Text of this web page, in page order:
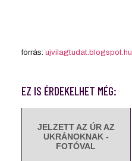
forrás: ujvilagtudat.blogspot.hu
EZ IS ÉRDEKELHET MÉG:
JELZETT AZ ÚR AZ
UKRÁNOKNAK -
FOTÓVAL